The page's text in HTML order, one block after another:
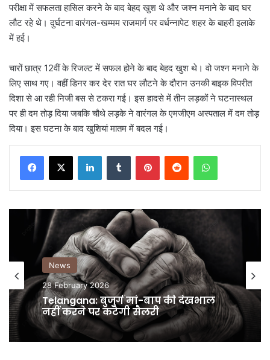
परीक्षा में सफलता हासिल करने के बाद बेहद खुश थे और जश्न मनाने के बाद घर
लौट रहे थे। दुर्घटना वारंगल-खम्मम राजमार्ग पर वर्धन्नापेट शहर के बाहरी इलाके
में हई।
चारों छात्र 12वीं के रिजल्ट में सफल होने के बाद बेहद खुश थे। वो जश्न मनाने के
लिए साथ गए। वहीं डिनर कर देर रात घर लौटने के दौरान उनकी बाइक विपरीत
दिशा से आ रही निजी बस से टकरा गई। इस हादसे में तीन लड़कों ने घटनास्थल
पर ही दम तोड़ दिया जबकि चौथे लड़के ने वारंगल के एमजीएम अस्पताल में दम तोड़
दिया। इस घटना के बाद खुशियां मातम में बदल गई।
LinkedInTumblr PinterestReddit WhatsApp
News
28 February 2026
Telangana: बुजुर्ग मां-बाप की देखभाल
नहीं करने पर कटेगी सैलरी